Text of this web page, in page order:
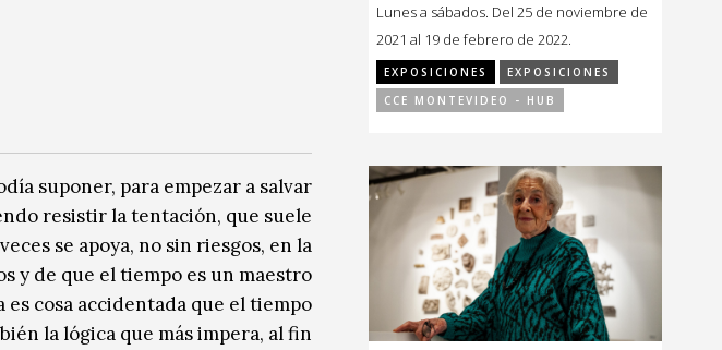
suponer, para empezar a salvar
resistir la tentación, que suele
se apoya, no sin riesgos, en la
y de que el tiempo es un maestro
es cosa accidentada que el tiempo
la lógica que más impera, al fin
Lunes a sábados. Del 25 de noviembre de
2021 al 19 de febrero de 2022.
EXPOSICIONES
EXPOSICIONES
CCE MONTEVIDEO - HUB